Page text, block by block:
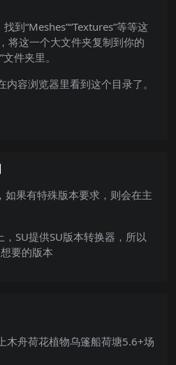
到“Meshes”“Textures”等等这
将这一个大文件夹复制到你的
件夹里。
容浏览器里看到这个目录了。
如果有特殊版本要求，则会在主
SU提供SU版本转换器，所以
要的版本
木舟荷花植物乌篷船荷塘5.6+场